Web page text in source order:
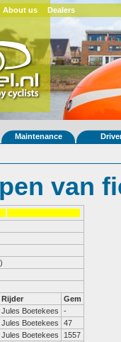
About us Dealers
Maintenance
van
Rijder
Gem
Jules Boetekees
-
Jules Boetekees
47
Jules Boetekees
1557